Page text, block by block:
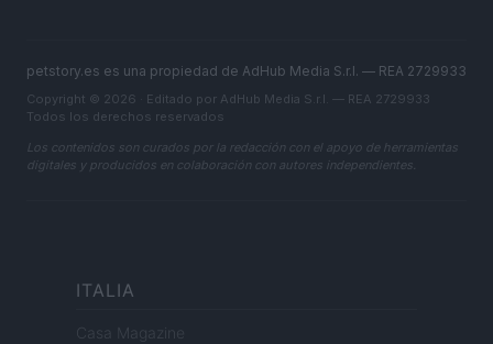
petstory.es es una propiedad de AdHub Media S.r.l. — REA 2729933
Copyright © 2026 · Editado por AdHub Media S.r.l. — REA 2729933
Todos los derechos reservados
Los contenidos son curados por la redacción con el apoyo de herramientas
digitales y producidos en colaboración con autores independientes.
ITALIA
Casa Magazine